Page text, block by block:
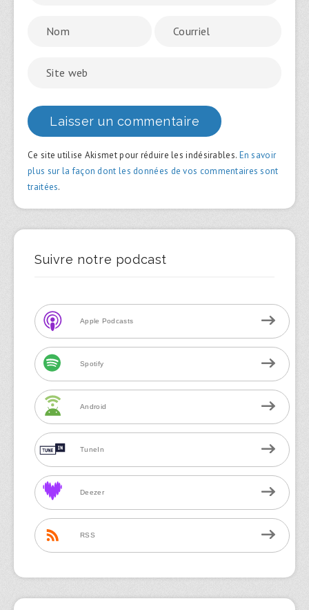
Ce site utilise Akismet pour réduire les indésirables. En savoir
plus sur la façon dont les données de vos commentaires sont
traitées.
Suivre notre podcast
Apple Podcasts
Spotify
Android
TuneIn
Deezer
RSS